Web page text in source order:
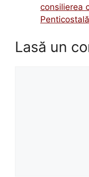
consilierea
Lasă un